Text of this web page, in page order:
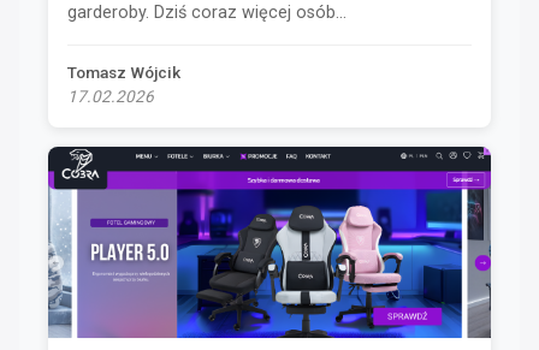
garderoby. Dziś coraz więcej osób...
Tomasz Wójcik
17.02.2026